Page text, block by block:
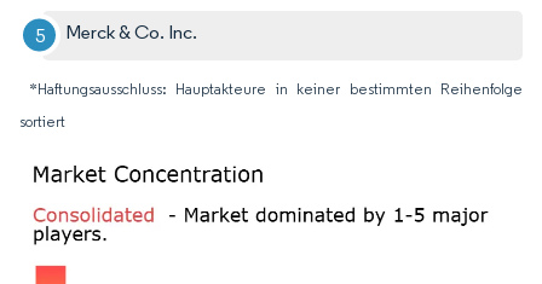
Merck & Co. Inc.
*Haftungsausschluss: Hauptakteure in keiner bestimmten Reihenfolge
sortiert